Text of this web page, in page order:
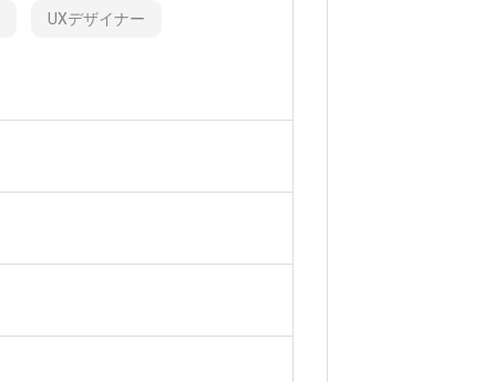
UXデザイナー